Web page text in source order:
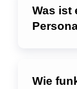
Was ist
Wie